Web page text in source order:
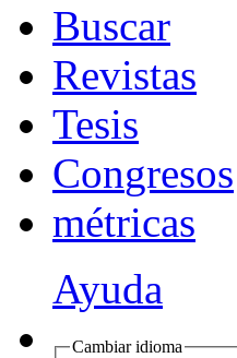
Buscar
Revistas
Tesis
Congresos
métricas
Ayuda
Cambiar idioma